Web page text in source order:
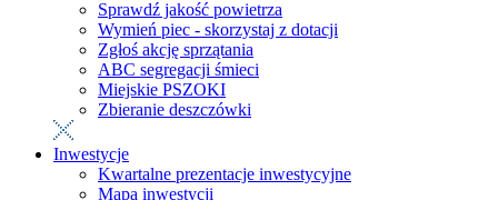
Sprawdź jakość powietrza
Wymień piec - skorzystaj z dotacji
Zgłoś akcję sprzątania
ABC segregacji śmieci
Miejskie PSZOKI
Zbieranie deszczówki
Inwestycje
Kwartalne prezentacje inwestycyjne
Mapa inwestycji